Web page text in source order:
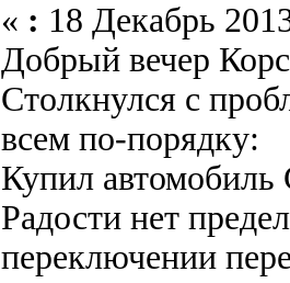
« : 18 Декабрь
Добрый вечер
Столкнулся с
всем по-порядку:
Купил автомобиль
Радости нет
переключении